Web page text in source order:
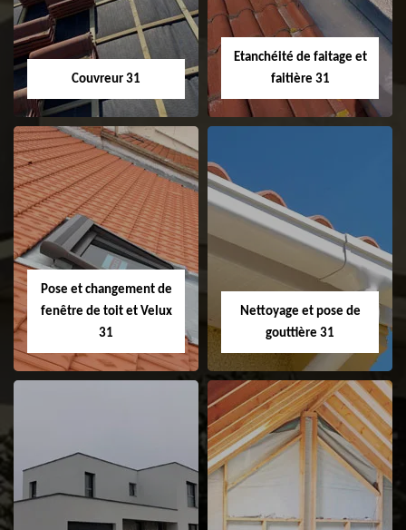
Couvreur 31
Couvreur 31
Etanchéité de faitage et
faitière 31
Etanchéité de
faitage et faitière
31
Pose et changement de
fenêtre de toit et Velux
31
Pose et
changement de
fenêtre de toit et
Nettoyage et pose de
gouttière 31
Nettoyage et pose